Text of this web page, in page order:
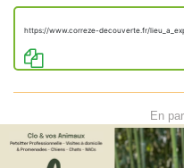
https://www.correze-decouverte.fr/
En